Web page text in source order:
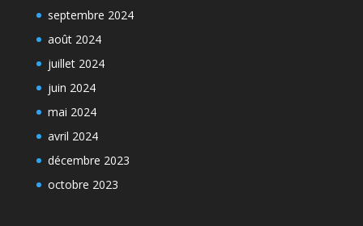
septembre 2024
août 2024
juillet 2024
juin 2024
mai 2024
avril 2024
décembre 2023
octobre 2023